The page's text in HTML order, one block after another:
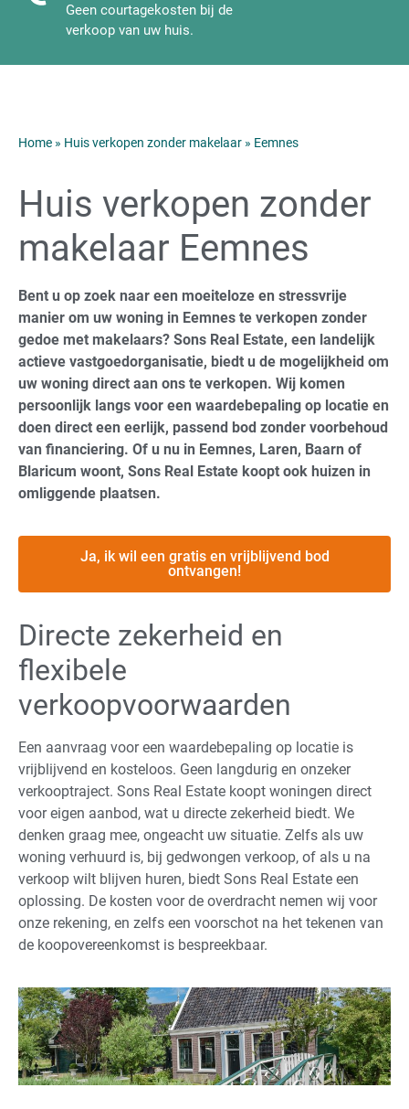
Geen courtagekosten bij de
verkoop van uw huis.
Home » Huis verkopen zonder makelaar » Eemnes
Huis verkopen zonder
makelaar Eemnes
Bent u op zoek naar een moeiteloze en stressvrije
manier om uw woning in Eemnes te verkopen zonder
gedoe met makelaars? Sons Real Estate, een landelijk
actieve vastgoedorganisatie, biedt u de mogelijkheid om
uw woning direct aan ons te verkopen. Wij komen
persoonlijk langs voor een waardebepaling op locatie en
doen direct een eerlijk, passend bod zonder voorbehoud
van financiering. Of u nu in Eemnes, Laren, Baarn of
Blaricum woont, Sons Real Estate koopt ook huizen in
omliggende plaatsen.
Ja, ik wil een gratis en vrijblijvend bod
ontvangen!
Directe zekerheid en
flexibele
verkoopvoorwaarden
Een aanvraag voor een waardebepaling op locatie is
vrijblijvend en kosteloos. Geen langdurig en onzeker
verkooptraject. Sons Real Estate koopt woningen direct
voor eigen aanbod, wat u directe zekerheid biedt. We
denken graag mee, ongeacht uw situatie. Zelfs als uw
woning verhuurd is, bij gedwongen verkoop, of als u na
verkoop wilt blijven huren, biedt Sons Real Estate een
oplossing. De kosten voor de overdracht nemen wij voor
onze rekening, en zelfs een voorschot na het tekenen van
de koopovereenkomst is bespreekbaar.